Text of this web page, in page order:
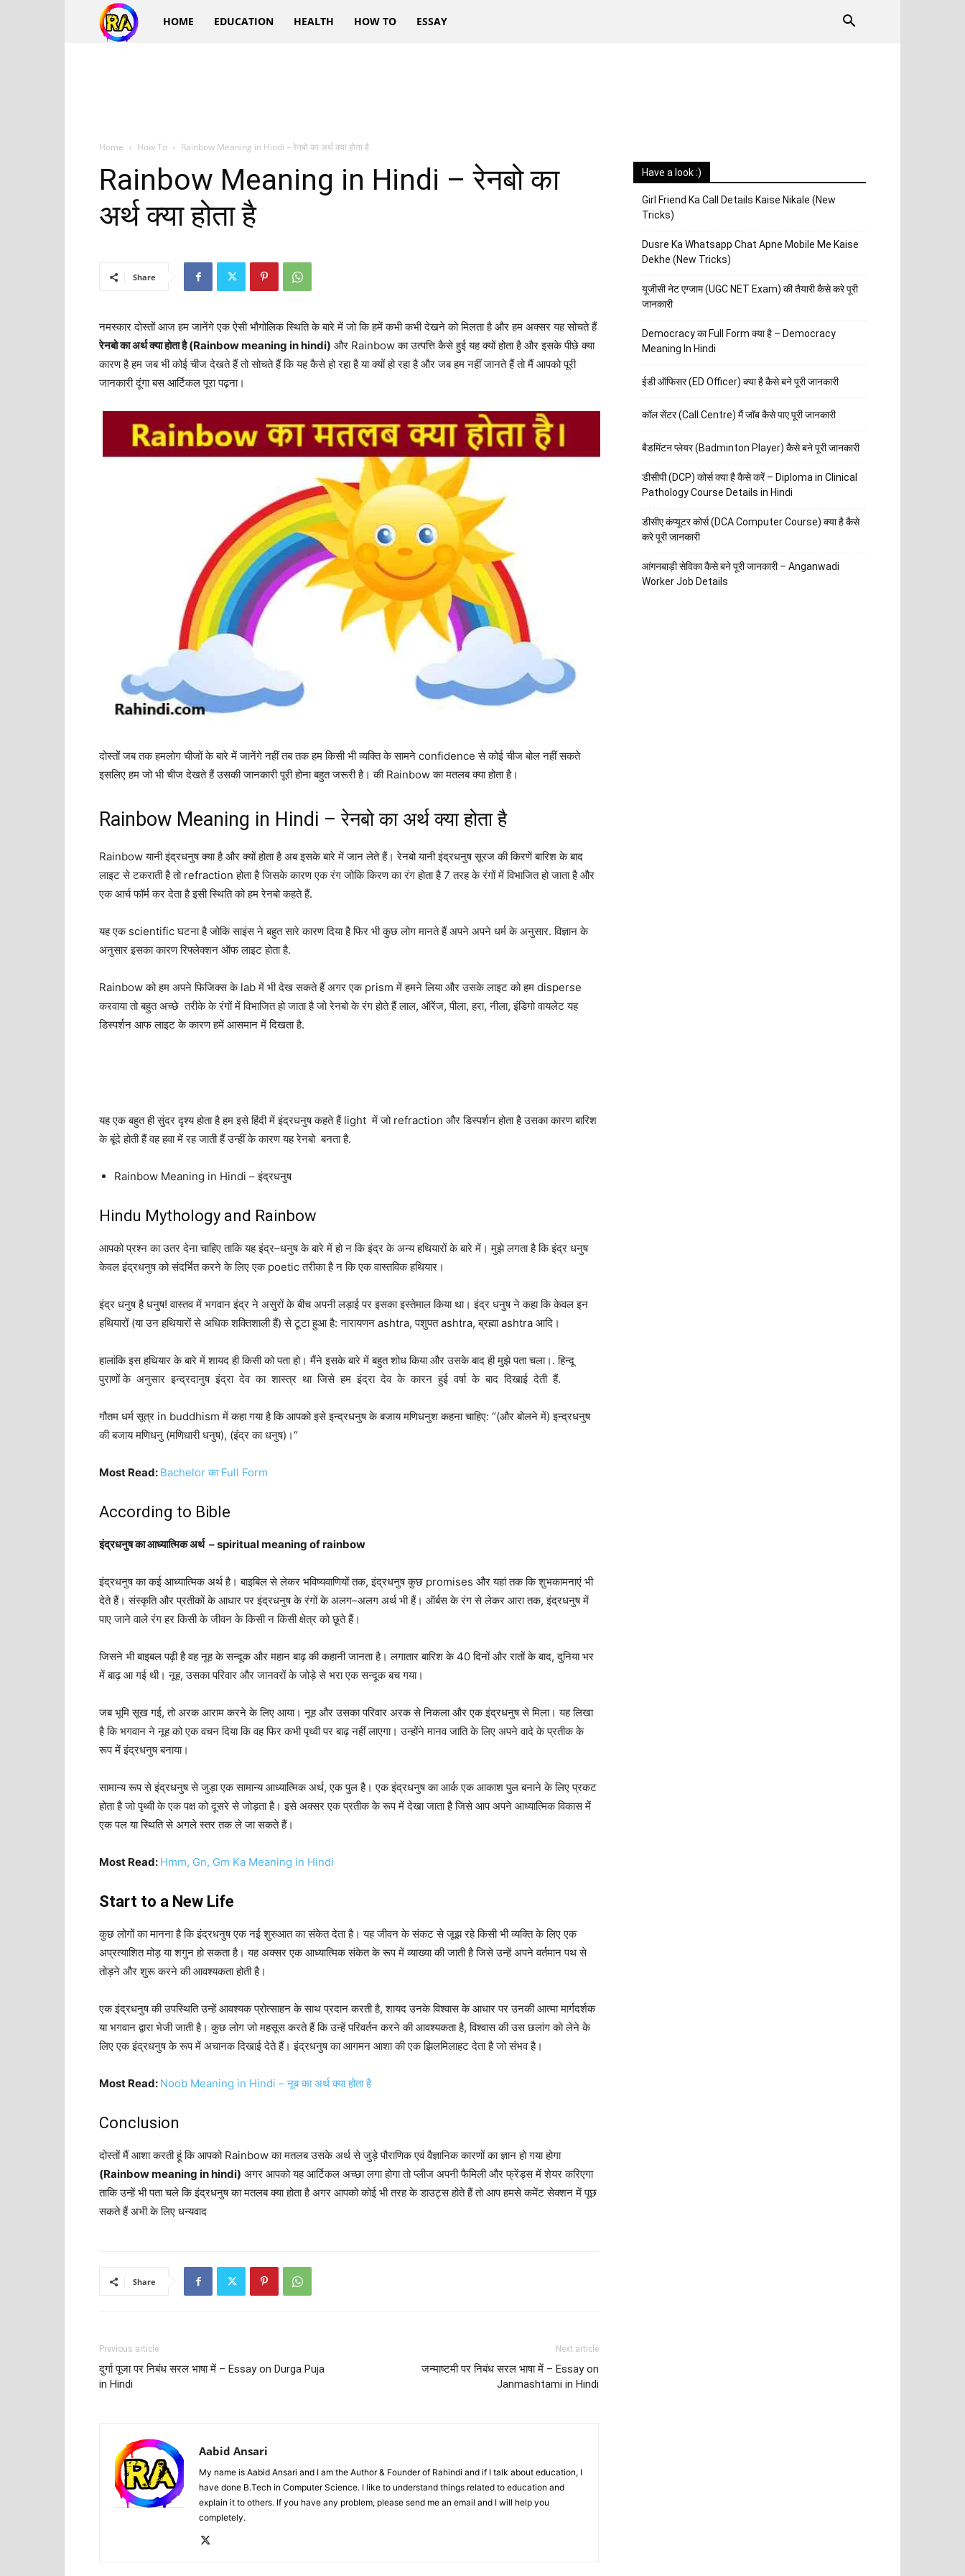
RaHOME EDUCATION HEALTH HOW TO ESSAY
Home How To Rainbow Meaning in Hindi – रेनबो का अर्थ क्या होता है
Rainbow Meaning in Hindi – रेनबो का
अर्थ क्या होता है
Share
नमस्कार दोस्तों आज हम जानेंगे एक ऐसी भौगोलिक स्थिति के बारे में जो कि हमें कभी कभी देखने को मिलता है और हम अक्सर यह सोचते हैं
रेनबो का अर्थ क्या होता है (Rainbow meaning in hindi) और Rainbow का उत्पत्ति कैसे हुई यह क्यों होता है और इसके पीछे क्या
कारण है हम जब भी कोई चीज देखते हैं तो सोचते हैं कि यह कैसे हो रहा है या क्यों हो रहा है और जब हम नहीं जानते हैं तो मैं आपको पूरी
जानकारी दूंगा बस आर्टिकल पूरा पढ़ना।
दोस्तों जब तक हमलोग चीजों के बारे में जानेंगे नहीं तब तक हम किसी भी व्यक्ति के सामने confidence से कोई चीज बोल नहीं सकते
इसलिए हम जो भी चीज देखते हैं उसकी जानकारी पूरी होना बहुत जरूरी है। की Rainbow का मतलब क्या होता है।
Rainbow Meaning in Hindi – रेनबो का अर्थ क्या होता है
Rainbow यानी इंद्रधनुष क्या है और क्यों होता है अब इसके बारे में जान लेते हैं। रेनबो यानी इंद्रधनुष सूरज की किरणें बारिश के बाद
लाइट से टकराती है तो refraction होता है जिसके कारण एक रंग जोकि किरण का रंग होता है 7 तरह के रंगों में विभाजित हो जाता है और
एक आर्च फॉर्म कर देता है इसी स्थिति को हम रेनबो कहते हैं.
यह एक scientific घटना है जोकि साइंस ने बहुत सारे कारण दिया है फिर भी कुछ लोग मानते हैं अपने अपने धर्म के अनुसार. विज्ञान के
अनुसार इसका कारण रिफ्लेक्शन ऑफ लाइट होता है.
Rainbow को हम अपने फिजिक्स के lab में भी देख सकते हैं अगर एक prism में हमने लिया और उसके लाइट को हम disperse
करवाया तो बहुत अच्छे तरीके के रंगों में विभाजित हो जाता है जो रेनबो के रंग होते हैं लाल, ऑरेंज, पीला, हरा, नीला, इंडिगो वायलेट यह
डिस्पर्शन आफ लाइट के कारण हमें आसमान में दिखता है.
यह एक बहुत ही सुंदर दृश्य होता है हम इसे हिंदी में इंद्रधनुष कहते हैं light में जो refraction और डिस्पर्शन होता है उसका कारण बारिश
के बूंदे होती हैं वह हवा में रह जाती हैं उन्हीं के कारण यह रेनबो बनता है.
Rainbow Meaning in Hindi – इंद्रधनुष
Hindu Mythology and Rainbow
आपको प्रश्न काउतर देना चाहिए ताकि यह इंद्र–धनुष के बारे में हो न कि इंद्र के अन्य हथियारों के बारे में। मुझे लगता है कि इंद्र धनुष
केवल इंद्रधनुष को संदर्भित करने के लिए एक poetic तरीका है न कि एक वास्तविक हथियार।
इंद्र धनुष है धनुष!वास्तव में भगवान इंद्र ने असुरों के बीच अपनी लड़ाई पर इसका इस्तेमाल किया था। इंद्र धनुष ने कहा कि केवल इन
हथियारों(या उन हथियारों से अधिक शक्तिशाली हैं)से टूटा हुआ है:नारायणन ashtra,पशुपत ashtra,ब्रह्मा ashtra आदि।
हालांकि इस हथियार के बारे में शायद ही किसी को पता हो। मैंने इसके बारे में बहुत शोध किया और उसके बाद ही मुझे पता चला।. हिन्दू
पुराणों के अनुसार इन्द्रदानुष इंद्रा देव का शास्त्र था जिसे हम इंद्रा देव के कारन हुई वर्षा के बाद दिखाई देती हैं.
गौतम धर्म सूत्र in buddhism में कहा गया है कि आपको इसे इन्द्रधनुष के बजाय मणिधनुश कहना चाहिए: “(और बोलने में)इन्द्रधनुष
की बजाय मणिधनु (मणिधारी धनुष), (इंद्र का धनुष) ।“
Most Read: Bachelor का Full Form
According to Bible
इंद्रधनुष का आध्यात्मिक अर्थ – spiritual meaning of rainbow
इंद्रधनुष का कई आध्यात्मिक अर्थ है। बाइबिल से लेकर भविष्यवाणियों तक,इंद्रधनुष कुछ promises और यहां तक​​कि शुभकामनाएं भी
देते हैं। संस्कृति और प्रतीकों के आधार पर इंद्रधनुष के रंगों के अलग–अलग अर्थ भी हैं। ऑर्बस के रंग से लेकर आरा तक,इंद्रधनुष में
पाए जाने वाले रंग हर किसी के जीवन के किसी न किसी क्षेत्र को छूते हैं।
जिसने भी बाइबल पढ़ी है वह नूह के सन्दूक और महान बाढ़ की कहानी जानता है। लगातार बारिश के40दिनों और रातों के बाद,दुनिया भर
में बाढ़ आ गई थी। नूह,उसका परिवार और जानवरों के जोड़े से भरा एक सन्दूक बच गया।
जब भूमि सूख गई,तो अरक आराम करने के लिए आया। नूह और उसका परिवार अरक​​से निकला और एक इंद्रधनुष से मिला। यह लिखा
है कि भगवान ने नूह को एक वचन दिया कि वह फिर कभी पृथ्वी पर बाढ़ नहीं लाएगा। उन्होंने मानव जाति के लिए अपने वादे के प्रतीक के
रूप में इंद्रधनुष बनाया।
सामान्य रूप से इंद्रधनुष से जुड़ा एक सामान्य आध्यात्मिक अर्थ,एक पुल है। एक इंद्रधनुष का आर्क एक आकाश पुल बनाने के लिए प्रकट
होता है जो पृथ्वी के एक पक्ष को दूसरे से जोड़ता है। इसे अक्सर एक प्रतीक के रूप में देखा जाता है जिसे आप अपने आध्यात्मिक विकास में
एक पल या स्थिति से अगले स्तर तक ले जा सकते हैं।
Most Read: Hmm, Gn, Gm Ka Meaning in Hindi
Start to a New Life
कुछ लोगों का मानना​​है कि इंद्रधनुष एक नई शुरुआत का संकेत देता है। यह जीवन के संकट से जूझ रहे किसी भी व्यक्ति के लिए एक
अप्रत्याशित मोड़ या शगुन हो सकता है। यह अक्सर एक आध्यात्मिक संकेत के रूप में व्याख्या की जाती है जिसे उन्हें अपने वर्तमान पथ से
तोड़ने और शुरू करने की आवश्यकता होती है।
एक इंद्रधनुष की उपस्थिति उन्हें आवश्यक प्रोत्साहन के साथ प्रदान करती है,शायद उनके विश्वास के आधार पर उनकी आत्मा मार्गदर्शक
या भगवान द्वारा भेजी जाती है। कुछ लोग जो महसूस करते हैं कि उन्हें परिवर्तन करने की आवश्यकता है,विश्वास की उस छलांग को लेने के
लिए एक इंद्रधनुष के रूप में अचानक दिखाई देते हैं। इंद्रधनुष का आगमन आशा की एक झिलमिलाहट देता है जो संभव है।
Most Read: Noob Meaning in Hindi – नूब का अर्थ क्या होता है
Conclusion
दोस्तों मैं आशा करती हूं कि आपको Rainbow का मतलब उसके अर्थ से जुड़े पौराणिक एवं वैज्ञानिक कारणों का ज्ञान हो गया होगा
(Rainbow meaning in hindi) अगर आपको यह आर्टिकल अच्छा लगा होगा तो प्लीज अपनी फैमिली और फ्रेंड्स में शेयर करिएगा
ताकि उन्हें भी पता चले कि इंद्रधनुष का मतलब क्या होता है अगर आपको कोई भी तरह के डाउट्स होते हैं तो आप हमसे कमेंट सेक्शन में पूछ
सकते हैं अभी के लिए धन्यवाद
Share
Previous article
दुर्गा पूजा पर निबंध सरल भाषा में – Essay on Durga Puja
in Hindi
Next article
जन्माष्टमी पर निबंध सरल भाषा में – Essay on
Janmashtami in Hindi
Aabid Ansari
My name is Aabid Ansari and I am the Author & Founder of Rahindi and if I talk about education, I
have done B.Tech in Computer Science. I like to understand things related to education and
explain it to others. If you have any problem, please send me an email and I will help you
completely.
Have a look :)
Girl Friend Ka Call Details Kaise Nikale (New
Tricks)
Dusre Ka Whatsapp Chat Apne Mobile Me Kaise
Dekhe (New Tricks)
यूजीसी नेट एग्जाम (UGC NET Exam) की तैयारी कैसे करे पूरी
जानकारी
Democracy का Full Form क्या है – Democracy
Meaning In Hindi
ईडी ऑफिसर (ED Officer) क्या है कैसे बने पूरी जानकारी
कॉल सेंटर (Call Centre) मैं जॉब कैसे पाए पूरी जानकारी
बैडमिंटन प्लेयर (Badminton Player) कैसे बने पूरी जानकारी
डीसीपी (DCP) कोर्स क्या है कैसे करें – Diploma in Clinical
Pathology Course Details in Hindi
डीसीए कंप्यूटर कोर्स (DCA Computer Course) क्या है कैसे
करे पूरी जानकारी
आंगनबाड़ी सेविका कैसे बने पूरी जानकारी – Anganwadi
Worker Job Details